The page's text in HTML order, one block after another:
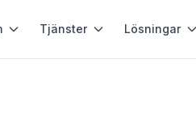
Tjänster Lösningar